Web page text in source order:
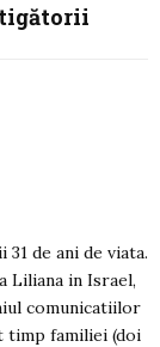
de ani de viata.
Liliana in Israel,
comunicatiilor
timp familiei (doi